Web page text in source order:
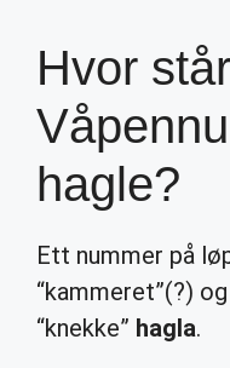
Hvor står
hagle?
Ett nummer på
“kammeret”(?)
“knekke” hagla.